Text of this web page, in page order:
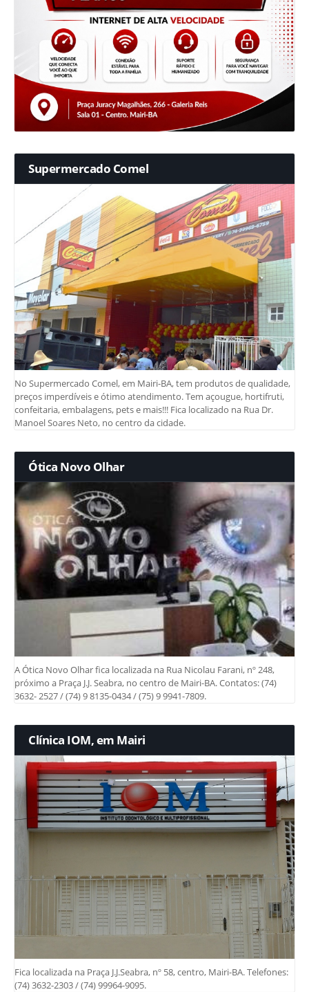
Supermercado Comel
No Supermercado Comel, em Mairi-BA, tem produtos de qualidade,
preços imperdíveis e ótimo atendimento. Tem açougue, hortifruti,
confeitaria, embalagens, pets e mais!!! Fica localizado na Rua Dr.
Manoel Soares Neto, no centro da cidade.
Ótica Novo Olhar
A Ótica Novo Olhar fica localizada na Rua Nicolau Farani, nº 248,
próximo a Praça J.J. Seabra, no centro de Mairi-BA. Contatos: (74)
3632- 2527 / (74) 9 8135-0434 / (75) 9 9941-7809.
Clínica IOM, em Mairi
Fica localizada na Praça J.J.Seabra, nº 58, centro, Mairi-BA. Telefones:
(74) 3632-2303 / (74) 99964-9095.